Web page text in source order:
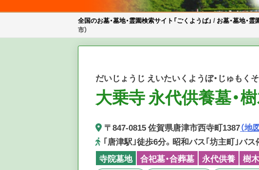
全国のお墓・墓地・霊園検索サイト「ごくようば」 / お墓・墓地・
市）
だいじょうじ えいたいくようぼ・じゅもく
大乗寺 永代供養墓・
〒847-0815 佐賀県唐津市西寺町1387（地
｢唐津駅｣徒歩6分。昭和バス｢坊主町｣バ
寺院墓地 合祀墓・合葬墓 永代供養
樹